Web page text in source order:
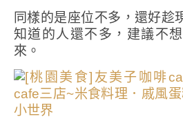
同樣的是座位不多，還好趁
知道的人還不多，建議不
來。